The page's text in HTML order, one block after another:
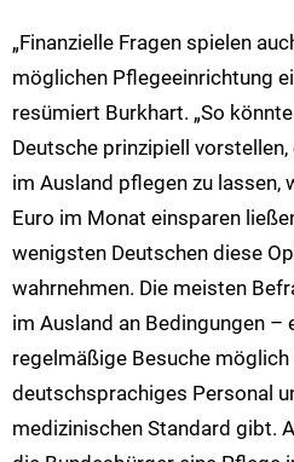
„Finanzielle Fragen spielen
möglichen Pflegeeinrichtung
resümiert Burkhart. „So
Deutsche prinzipiell
im Ausland pflegen zu lassen,
Euro im Monat einsparen
wenigsten Deutschen diese
wahrnehmen. Die meisten
im Ausland an Bedingungen –
regelmäßige Besuche
deutschsprachiges Personal
medizinischen Standard gibt.